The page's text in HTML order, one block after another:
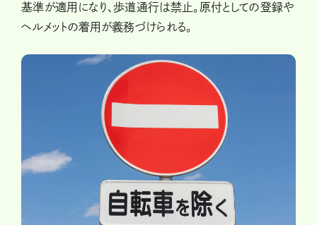
基準が適用になり、歩道通行は禁止。原付としての登録や
ヘルメットの着用が義務づけられる。